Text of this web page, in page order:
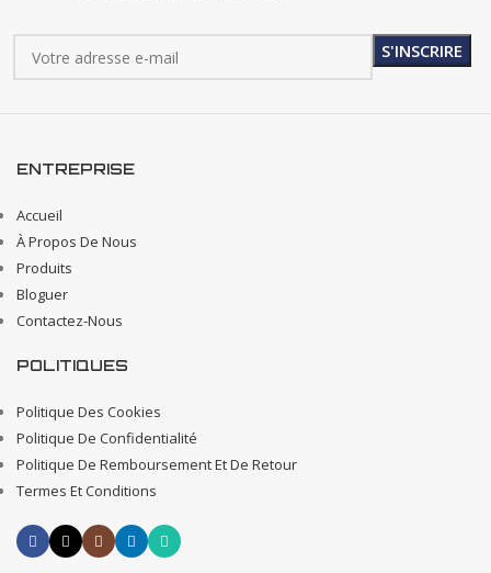
ENTREPRISE
Accueil
À Propos De Nous
Produits
Bloguer
Contactez-Nous
POLITIQUES
Politique Des Cookies
Politique De Confidentialité
Politique De Remboursement Et De Retour
Termes Et Conditions